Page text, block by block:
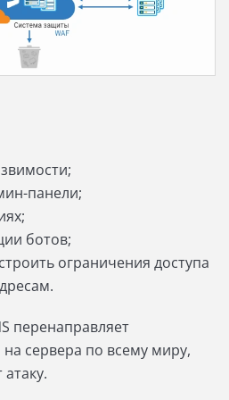
панели;
ботов;
ограничения доступа
перенаправляет
сервера по всему миру,